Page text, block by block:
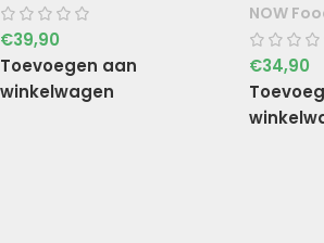
€39,90
Toevoegen aan
winkelwagen
NOW
€34,90